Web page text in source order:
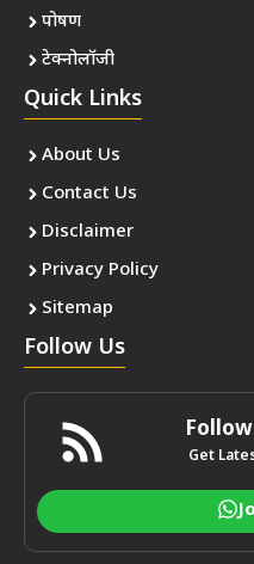
पोषण
टेक्नोलॉजी
Quick Links
About Us
Contact Us
Disclaimer
Privacy Policy
Sitemap
Follow Us
Get